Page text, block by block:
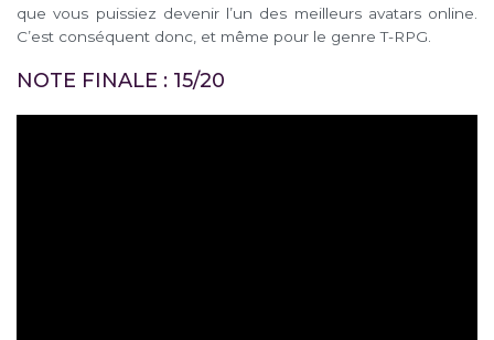
que vous puissiez devenir l’un des meilleurs avatars online.
C’est conséquent donc, et même pour le genre T-RPG.
NOTE FINALE : 15/20